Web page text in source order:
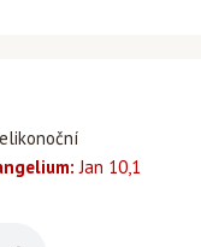
Jan 10,1